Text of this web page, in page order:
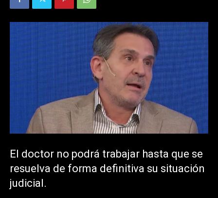
El doctor no podrá trabajar hasta que se
resuelva de forma definitiva su situación
judicial.